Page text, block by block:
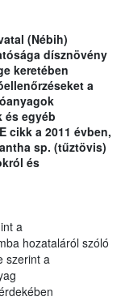
(Nébih)
dísznövény
keretében
a
és egyéb
cikk a 2011 évben,
sp. (tűztövis)
és
a
hozataláról szóló
szerint a